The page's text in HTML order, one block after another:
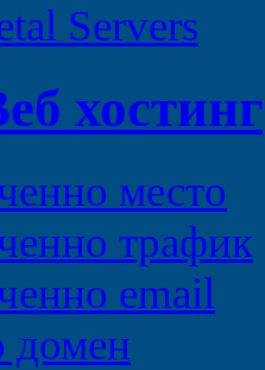
Servers
хостинг
место
трафик
email
домен